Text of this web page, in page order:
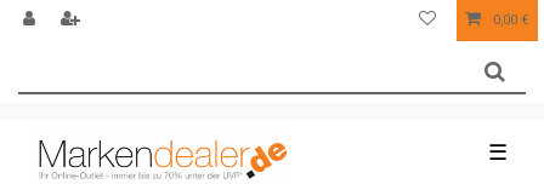
0,00 €
☰